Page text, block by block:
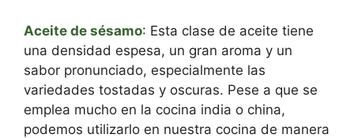
Aceite de sésamo: Esta clase de aceite tiene
una densidad espesa, un gran aroma y un
sabor pronunciado, especialmente las
variedades tostadas y oscuras. Pese a que se
emplea mucho en la cocina india o china,
podemos utilizarlo en nuestra cocina de manera